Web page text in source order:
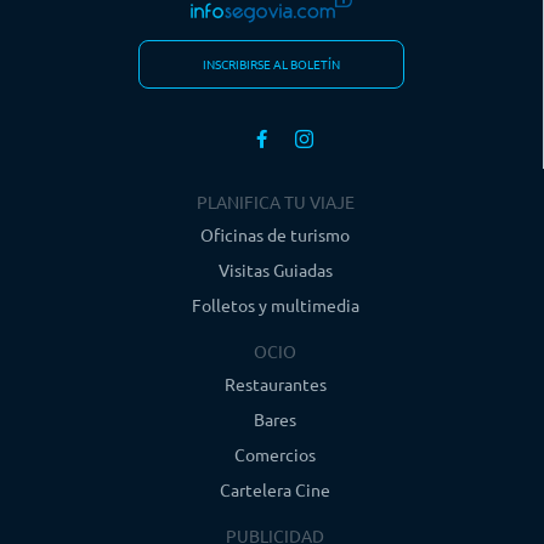
INSCRIBIRSE AL BOLETÍN
PLANIFICA TU VIAJE
Oficinas de turismo
Visitas Guiadas
Folletos y multimedia
OCIO
Restaurantes
Bares
Comercios
Cartelera Cine
PUBLICIDAD